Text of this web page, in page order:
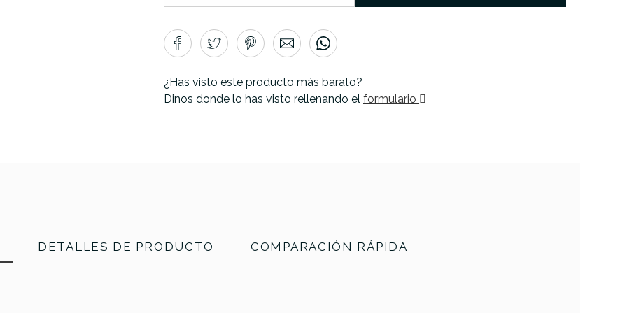
¿Has visto este producto más barato?
Dinos donde lo has visto rellenando el formulario
DETALLES DE PRODUCTO COMPARACIÓN RÁPIDA